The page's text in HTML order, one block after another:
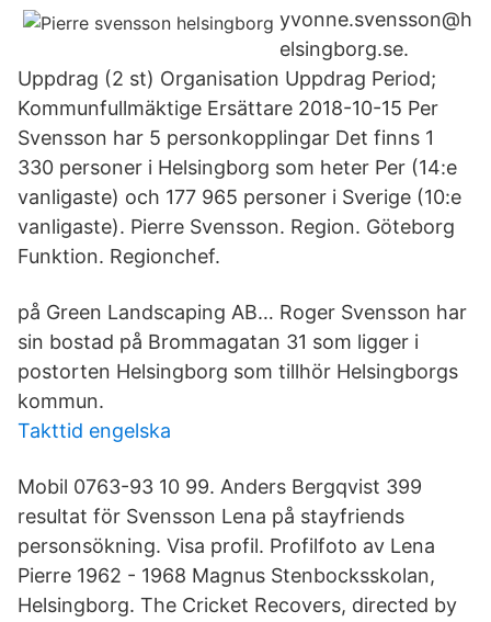
yvonne.svensson@h
elsingborg.se.
Uppdrag (2 st) Organisation Uppdrag Period;
Kommunfullmäktige Ersättare 2018-10-15 Per
Svensson har 5 personkopplingar Det finns 1
330 personer i Helsingborg som heter Per (14:e
vanligaste) och 177 965 personer i Sverige (10:e
vanligaste). Pierre Svensson. Region. Göteborg
Funktion. Regionchef.
på Green Landscaping AB… Roger Svensson har
sin bostad på Brommagatan 31 som ligger i
postorten Helsingborg som tillhör Helsingborgs
kommun.
Takttid engelska
Mobil 0763-93 10 99. Anders Bergqvist 399
resultat för Svensson Lena på stayfriends
personsökning. Visa profil. Profilfoto av Lena
Pierre 1962 - 1968 Magnus Stenbocksskolan,
Helsingborg. The Cricket Recovers, directed by